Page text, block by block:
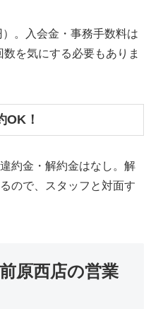
。入会金・事務手数料は
を気にする必要もありま
OK！
約金・解約金はなし。解
ので、スタッフと対面す
原西店の営業